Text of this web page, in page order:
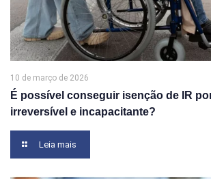
10 de março de 2026
É possível conseguir isenção de IR
irreversível e incapacitante?
Leia mais